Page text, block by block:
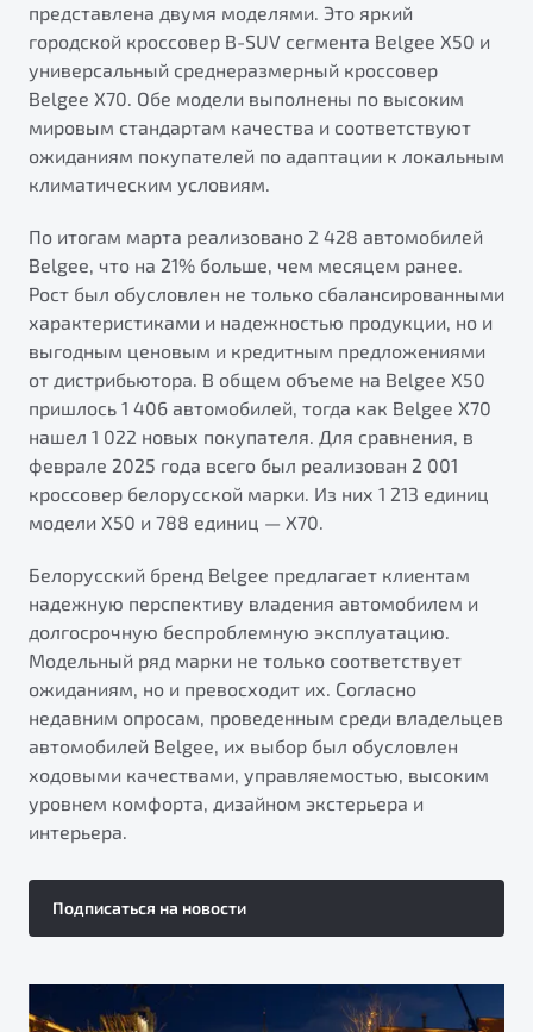
Обзор В наличии
X70
Универсальный кроссовер
от 2 499 990 ₽*
В наличии
Автомобили в наличии
Тест-драйв
Автокредит
Спецпредложения
Будьте еще более уверены на дорогах с программой
"Помощь на дорогах"
Запись на сервис
Калькулятор ТО
Клиентская поддержка
представлена двумя моделями. Это яркий
городской кроссовер B-SUV сегмента Belgee X50 и
универсальный среднеразмерный кроссовер
Belgee X70. Обе модели выполнены по высоким
мировым стандартам качества и соответствуют
ожиданиям покупателей по адаптации к локальным
климатическим условиям.
По итогам марта реализовано 2 428 автомобилей
Belgee, что на 21% больше, чем месяцем ранее.
Рост был обусловлен не только сбалансированными
характеристиками и надежностью продукции, но и
выгодным ценовым и кредитным предложениями
от дистрибьютора. В общем объеме на Belgee X50
пришлось 1 406 автомобилей, тогда как Belgee X70
нашел 1 022 новых покупателя. Для сравнения, в
феврале 2025 года всего был реализован 2 001
кроссовер белорусской марки. Из них 1 213 единиц
модели X50 и 788 единиц — X70.
Белорусский бренд Belgee предлагает клиентам
надежную перспективу владения автомобилем и
долгосрочную беспроблемную эксплуатацию.
Модельный ряд марки не только соответствует
ожиданиям, но и превосходит их. Согласно
недавним опросам, проведенным среди владельцев
автомобилей Belgee, их выбор был обусловлен
ходовыми качествами, управляемостью, высоким
уровнем комфорта, дизайном экстерьера и
интерьера.
Подписаться на новости